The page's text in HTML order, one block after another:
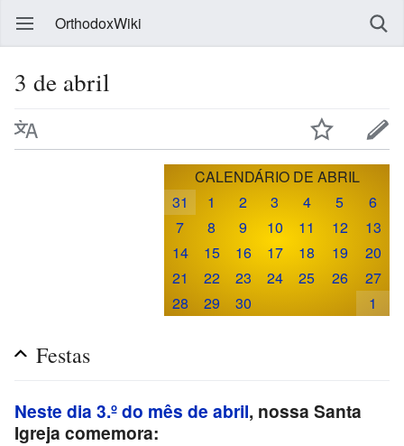
OrthodoxWiki
3 de abril
CALENDÁRIO DE ABRIL
31
1 2 3 4 5
6
7
8 9 10 11 12
13
14
15 16 17 18 19
20
21
22 23 24 25 26
27
28
29 30 1
Festas
Neste dia 3.º do mês de abril, nossa Santa
Igreja comemora: